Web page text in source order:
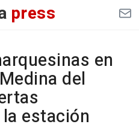
press
en
del
estación